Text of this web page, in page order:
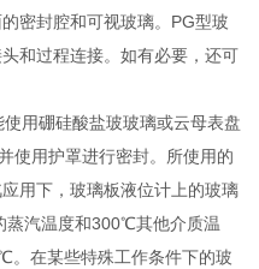
密封腔和可视玻璃。PG型玻
和过程连接。如有必要，还可
用硼硅酸盐玻玻璃或云母表盘
使用护罩进行密封。所使用的
用下，玻璃板液位计上的玻璃
汽温度和300℃其他介质温
。在某些特殊工作条件下的玻